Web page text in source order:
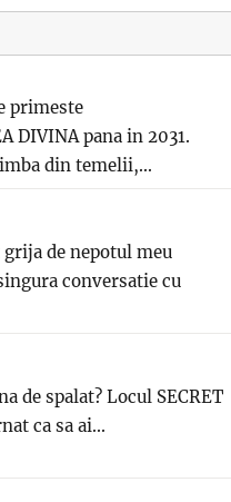
primeste
DIVINA pana in 2031.
din temelii,...
de nepotul meu
conversatie cu
de spalat? Locul SECRET
ca sa ai...